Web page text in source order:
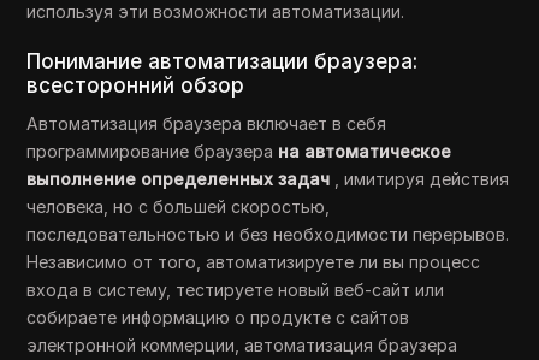
используя эти возможности автоматизации.
Понимание автоматизации браузера:
всесторонний обзор
Автоматизация браузера включает в себя
программирование браузера на автоматическое
выполнение определенных задач
, имитируя действия
человека, но с большей скоростью,
последовательностью и без необходимости перерывов.
Независимо от того, автоматизируете ли вы процесс
входа в систему, тестируете новый веб-сайт или
собираете информацию о продукте с сайтов
электронной коммерции, автоматизация браузера